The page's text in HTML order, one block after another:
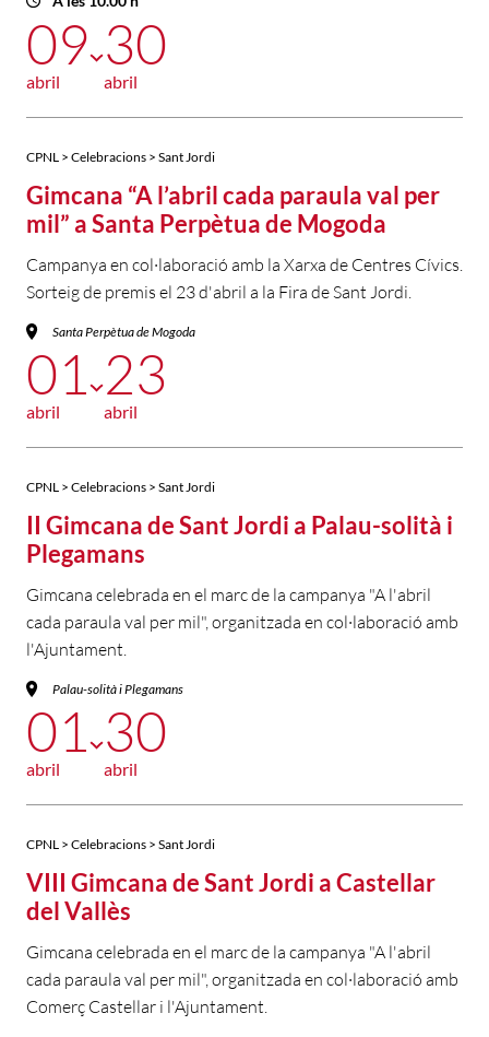
09
abril
30
abril
CPNL > Celebracions > Sant Jordi
Gimcana “A l’abril cada paraula val per
mil” a Santa Perpètua de Mogoda
Campanya en col·laboració amb la Xarxa de Centres Cívics.
Sorteig de premis el 23 d'abril a la Fira de Sant Jordi.
Santa Perpètua de Mogoda
01
abril
23
abril
CPNL > Celebracions > Sant Jordi
II Gimcana de Sant Jordi a Palau-solità i
Plegamans
Gimcana celebrada en el marc de la campanya "A l'abril
cada paraula val per mil", organitzada en col·laboració amb
l'Ajuntament.
Palau-solità i Plegamans
01
abril
30
abril
CPNL > Celebracions > Sant Jordi
VIII Gimcana de Sant Jordi a Castellar
del Vallès
Gimcana celebrada en el marc de la campanya "A l'abril
cada paraula val per mil", organitzada en col·laboració amb
Comerç Castellar i l'Ajuntament.